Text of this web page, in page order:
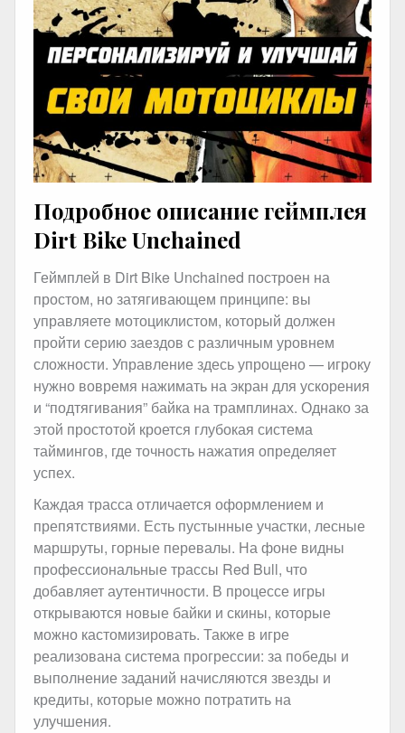
Подробное описание геймплея
Dirt Bike Unchained
Геймплей в Dirt Bike Unchained построен на
простом, но затягивающем принципе: вы
управляете мотоциклистом, который должен
пройти серию заездов с различным уровнем
сложности. Управление здесь упрощено — игроку
нужно вовремя нажимать на экран для ускорения
и “подтягивания” байка на трамплинах. Однако за
этой простотой кроется глубокая система
таймингов, где точность нажатия определяет
успех.
Каждая трасса отличается оформлением и
препятствиями. Есть пустынные участки, лесные
маршруты, горные перевалы. На фоне видны
профессиональные трассы Red Bull, что
добавляет аутентичности. В процессе игры
открываются новые байки и скины, которые
можно кастомизировать. Также в игре
реализована система прогрессии: за победы и
выполнение заданий начисляются звезды и
кредиты, которые можно потратить на
улучшения.